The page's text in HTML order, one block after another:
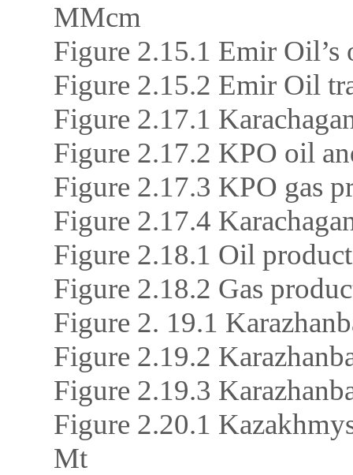
MMcm
Figure 2.15.1 Emir
Figure 2.15.2 Emir Oil
Figure 2.17.1
Figure 2.17.2 KPO oil
Figure 2.17.3 KPO gas
Figure 2.17.4
Figure 2.18.1 Oil
Figure 2.18.2 Gas
Figure 2. 19.1
Figure 2.19.2
Figure 2.19.3
Figure 2.20.1
Mt